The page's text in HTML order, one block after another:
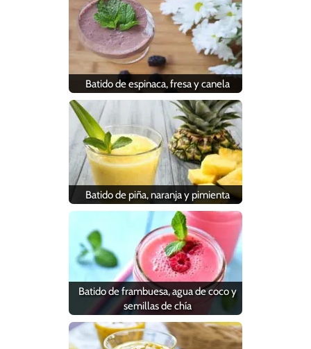
Batido de espinaca, fresa y canela
Batido de piña, naranja y pimienta
Batido de frambuesa, agua de coco y
semillas de chía